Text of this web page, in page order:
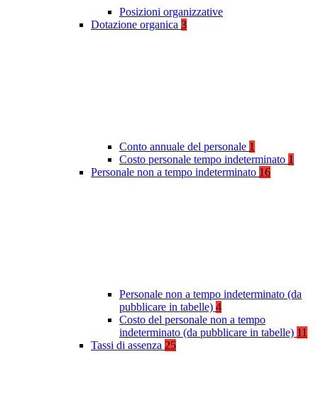
Posizioni organizzative
Dotazione organica 3
Conto annuale del personale 1
Costo personale tempo indeterminato 1
Personale non a tempo indeterminato 16
Personale non a tempo indeterminato (da
pubblicare in tabelle) 4
Costo del personale non a tempo
indeterminato (da pubblicare in tabelle) 11
Tassi di assenza 25